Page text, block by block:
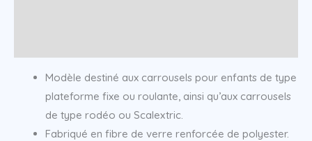
Modèle destiné aux carrousels pour enfants de type
plateforme fixe ou roulante, ainsi qu’aux carrousels
de type rodéo ou Scalextric.
Fabriqué en fibre de verre renforcée de polyester.